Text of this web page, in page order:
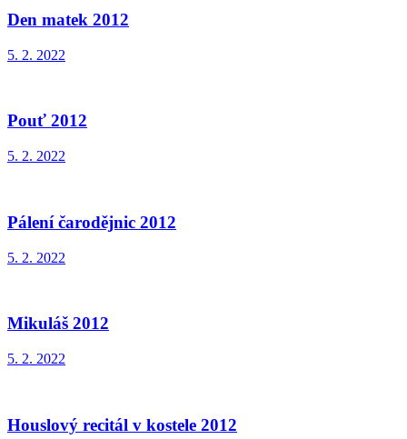
Den matek 2012
5. 2. 2022
Pouť 2012
5. 2. 2022
Pálení čarodějnic 2012
5. 2. 2022
Mikuláš 2012
5. 2. 2022
Houslový recitál v kostele 2012